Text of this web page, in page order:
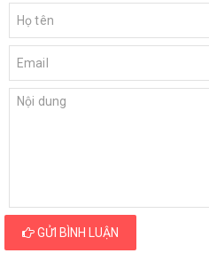
GỬI BÌNH LUẬN